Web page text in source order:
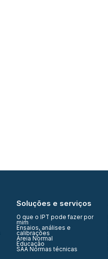
Soluções e serviços
O que o IPT pode fazer por
mim
Ensaios, análises e
calibrações
Areia Normal
Educação
SAA Normas técnicas